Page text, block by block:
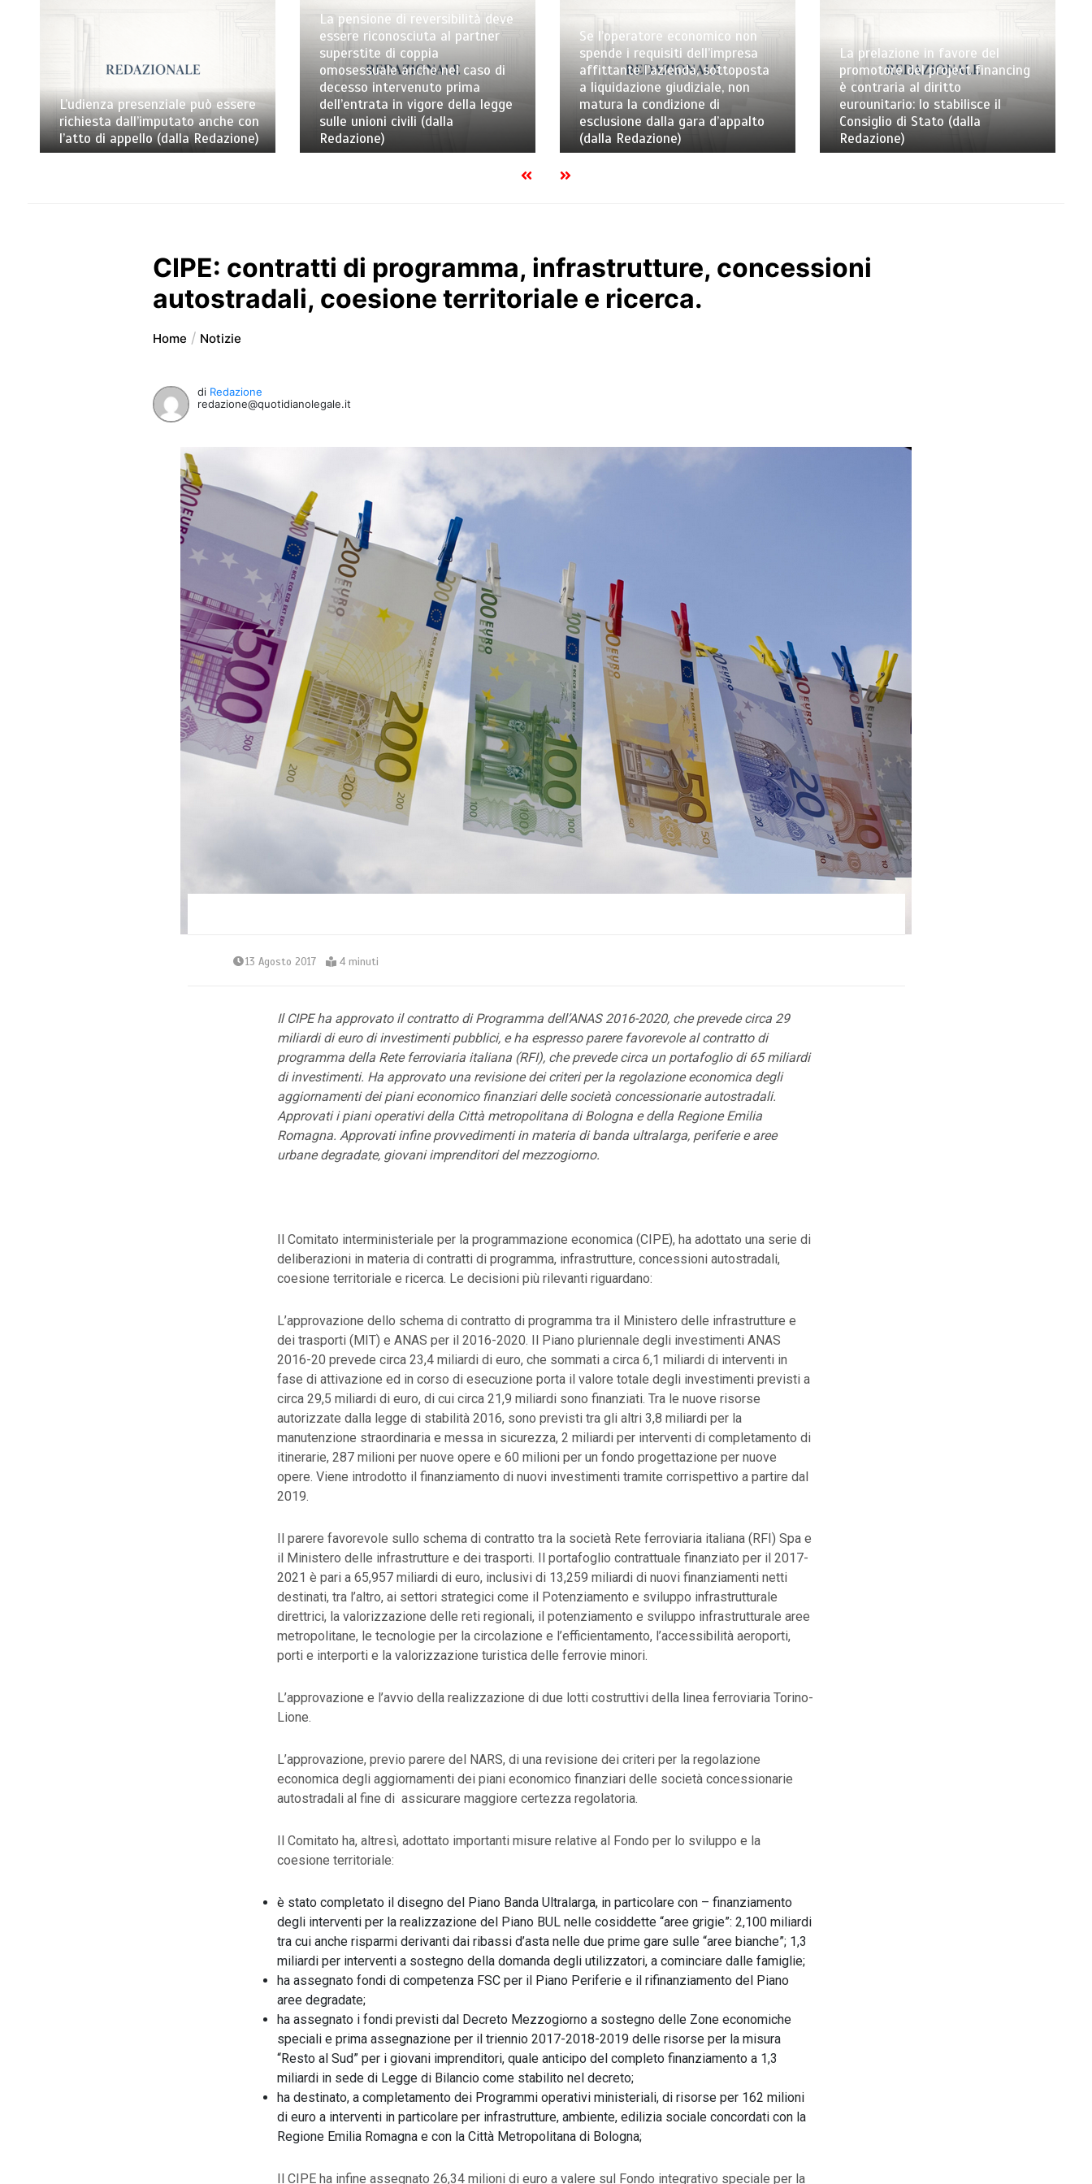
L’udienza presenziale può essere
richiesta dall’imputato anche con
l’atto di appello (dalla Redazione)
La pensione di reversibilità deve
essere riconosciuta al partner
superstite di coppia
omosessuale anche nel caso di
decesso intervenuto prima
dell’entrata in vigore della legge
sulle unioni civili (dalla
Redazione)
Se l’operatore economico non
spende i requisiti dell’impresa
affittante l’azienda, sottoposta
a liquidazione giudiziale, non
matura la condizione di
esclusione dalla gara d’appalto
(dalla Redazione)
La prelazione in favore del
promotore del project financing
è contraria al diritto
eurounitario: lo stabilisce il
Consiglio di Stato (dalla
Redazione)
CIPE: contratti di programma, infrastrutture, concessioni
autostradali, coesione territoriale e ricerca.
Home Notizie
di Redazione
redazione@quotidianolegale.it
13 Agosto 2017 4 minuti
Il CIPE ha approvato il contratto di Programma dell’ANAS 2016-2020, che prevede circa 29
miliardi di euro di investimenti pubblici, e ha espresso parere favorevole al contratto di
programma della Rete ferroviaria italiana (RFI), che prevede circa un portafoglio di 65 miliardi
di investimenti. Ha approvato una revisione dei criteri per la regolazione economica degli
aggiornamenti dei piani economico finanziari delle società concessionarie autostradali.
Approvati i piani operativi della Città metropolitana di Bologna e della Regione Emilia
Romagna. Approvati infine provvedimenti in materia di banda ultralarga, periferie e aree
urbane degradate, giovani imprenditori del mezzogiorno.
Il Comitato interministeriale per la programmazione economica (CIPE), ha adottato una serie di
deliberazioni in materia di contratti di programma, infrastrutture, concessioni autostradali,
coesione territoriale e ricerca. Le decisioni più rilevanti riguardano:
L’approvazione dello schema di contratto di programma tra il Ministero delle infrastrutture e
dei trasporti (MIT) e ANAS per il 2016-2020. Il Piano pluriennale degli investimenti ANAS
2016-20 prevede circa 23,4 miliardi di euro, che sommati a circa 6,1 miliardi di interventi in
fase di attivazione ed in corso di esecuzione porta il valore totale degli investimenti previsti a
circa 29,5 miliardi di euro, di cui circa 21,9 miliardi sono finanziati. Tra le nuove risorse
autorizzate dalla legge di stabilità 2016, sono previsti tra gli altri 3,8 miliardi per la
manutenzione straordinaria e messa in sicurezza, 2 miliardi per interventi di completamento di
itinerarie, 287 milioni per nuove opere e 60 milioni per un fondo progettazione per nuove
opere. Viene introdotto il finanziamento di nuovi investimenti tramite corrispettivo a partire dal
2019.
Il parere favorevole sullo schema di contratto tra la società Rete ferroviaria italiana (RFI) Spa e
il Ministero delle infrastrutture e dei trasporti. Il portafoglio contrattuale finanziato per il 2017-
2021 è pari a 65,957 miliardi di euro, inclusivi di 13,259 miliardi di nuovi finanziamenti netti
destinati, tra l’altro, ai settori strategici come il Potenziamento e sviluppo infrastrutturale
direttrici, la valorizzazione delle reti regionali, il potenziamento e sviluppo infrastrutturale aree
metropolitane, le tecnologie per la circolazione e l’efficientamento, l’accessibilità aeroporti,
porti e interporti e la valorizzazione turistica delle ferrovie minori.
L’approvazione e l’avvio della realizzazione di due lotti costruttivi della linea ferroviaria Torino-
Lione.
L’approvazione, previo parere del NARS, di una revisione dei criteri per la regolazione
economica degli aggiornamenti dei piani economico finanziari delle società concessionarie
autostradali al fine di assicurare maggiore certezza regolatoria.
Il Comitato ha, altresì, adottato importanti misure relative al Fondo per lo sviluppo e la
coesione territoriale:
è stato completato il disegno del Piano Banda Ultralarga, in particolare con – finanziamento
degli interventi per la realizzazione del Piano BUL nelle cosiddette “aree grigie”: 2,100 miliardi
tra cui anche risparmi derivanti dai ribassi d’asta nelle due prime gare sulle “aree bianche”; 1,3
miliardi per interventi a sostegno della domanda degli utilizzatori, a cominciare dalle famiglie;
ha assegnato fondi di competenza FSC per il Piano Periferie e il rifinanziamento del Piano
aree degradate;
ha assegnato i fondi previsti dal Decreto Mezzogiorno a sostegno delle Zone economiche
speciali e prima assegnazione per il triennio 2017-2018-2019 delle risorse per la misura
“Resto al Sud” per i giovani imprenditori, quale anticipo del completo finanziamento a 1,3
miliardi in sede di Legge di Bilancio come stabilito nel decreto;
ha destinato, a completamento dei Programmi operativi ministeriali, di risorse per 162 milioni
di euro a interventi in particolare per infrastrutture, ambiente, edilizia sociale concordati con la
Regione Emilia Romagna e con la Città Metropolitana di Bologna;
Il CIPE ha infine assegnato 26,34 milioni di euro a valere sul Fondo integrativo speciale per la